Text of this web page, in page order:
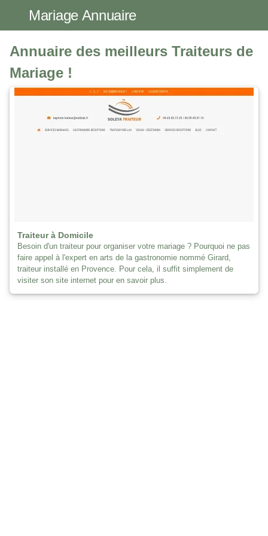
Mariage Annuaire
Annuaire des meilleurs Traiteurs de
Mariage !
Traiteur à Domicile
Besoin d'un traiteur pour organiser votre mariage ? Pourquoi ne pas
faire appel à l'expert en arts de la gastronomie nommé Girard,
traiteur installé en Provence. Pour cela, il suffit simplement de
visiter son site internet pour en savoir plus.